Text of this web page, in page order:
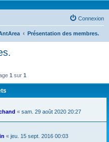
Connexion
Présentation des membres.
1 sur 1
« sam. 29 août 2020 20:27
« jeu. 15 sept. 2016 00:03